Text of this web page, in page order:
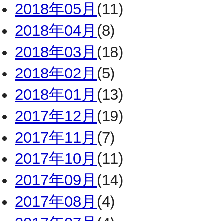
2018年05月 (11)
2018年04月 (8)
2018年03月 (18)
2018年02月 (5)
2018年01月 (13)
2017年12月 (19)
2017年11月 (7)
2017年10月 (11)
2017年09月 (14)
2017年08月 (4)